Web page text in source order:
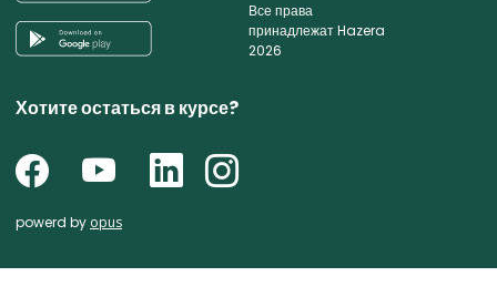
Все права
принадлежат Hazera
2026
Хотите остаться в курсе?
powerd by opus